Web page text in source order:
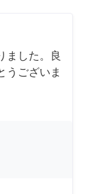
ました。良
うございま